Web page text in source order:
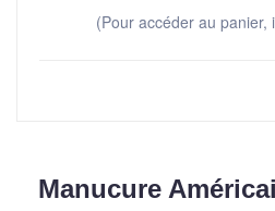
(Pour accéder au panier,
Manucure